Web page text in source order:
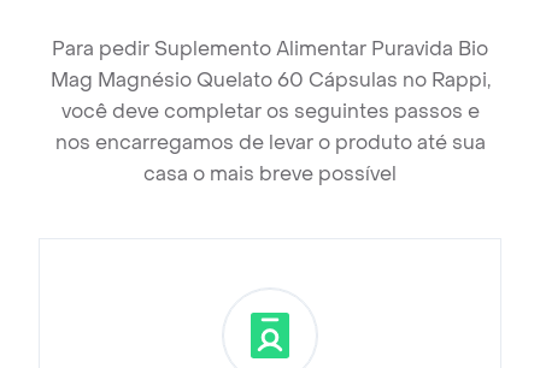
Para pedir Suplemento Alimentar Puravida Bio
Mag Magnésio Quelato 60 Cápsulas no Rappi,
você deve completar os seguintes passos e
nos encarregamos de levar o produto até sua
casa o mais breve possível